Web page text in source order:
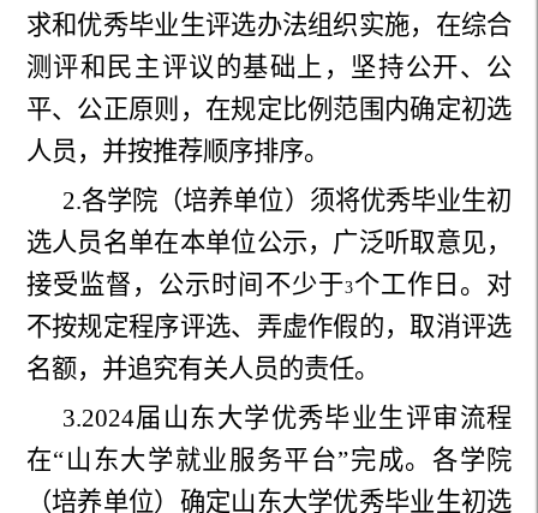
求和优秀毕业生评选办法组织实施，在综合
测评和民主评议的基础上，坚持公开、公
平、公正原则，在规定比例范围内确定初选
人员，并按推荐顺序排序。
2.各学院（培养单位）须将优秀毕业生初
选人员名单在本单位公示，广泛听取意见，
接受监督，公示时间不少于3个工作日。对
不按规定程序评选、弄虚作假的，取消评选
名额，并追究有关人员的责任。
3.2024届山东大学优秀毕业生评审流程
在“山东大学就业服务平台”完成。各学院
（培养单位）确定山东大学优秀毕业生初选